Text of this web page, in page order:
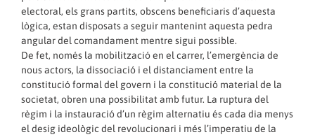
electoral, els grans partits, obscens beneficiaris d’aquesta
lògica, estan disposats a seguir mantenint aquesta pedra
angular del comandament mentre sigui possible.
De fet, només la mobilització en el carrer, l’emergència de
nous actors, la dissociació i el distanciament entre la
constitució formal del govern i la constitució material de la
societat, obren una possibilitat amb futur. La ruptura del
règim i la instauració d’un règim alternatiu és cada dia menys
el desig ideològic del revolucionari i més l’imperatiu de la